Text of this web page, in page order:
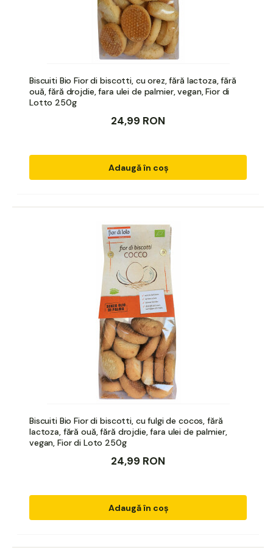
Biscuiti Bio Fior di biscotti, cu orez, fără lactoza, fără
ouă, fără drojdie, fara ulei de palmier, vegan, Fior di
Lotto 250g
24,99 RON
Adaugă în coș
Biscuiti Bio Fior di biscotti, cu fulgi de cocos, fără
lactoza, fără ouă, fără drojdie, fara ulei de palmier,
vegan, Fior di Loto 250g
24,99 RON
Adaugă în coș